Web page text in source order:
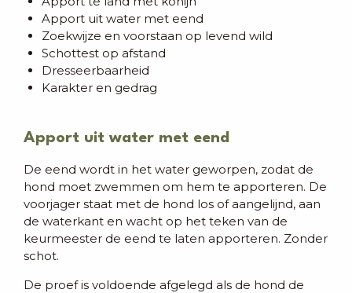
Apport uit water met eend
Zoekwijze en voorstaan op levend wild
Schottest op afstand
Dresseerbaarheid
Karakter en gedrag
Apport uit water met eend
De eend wordt in het water geworpen, zodat de
hond moet zwemmen om hem te apporteren. De
voorjager staat met de hond los of aangelijnd, aan
de waterkant en wacht op het teken van de
keurmeester de eend te laten apporteren. Zonder
schot.
De proef is voldoende afgelegd als de hond de